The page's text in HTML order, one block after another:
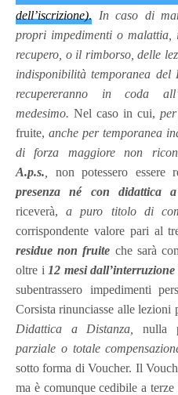
dell’iscrizione).
In caso di
propri impedimenti o
recupero, o il rimborso, delle
indisponibilità temporanea
recupereranno in coda
medesimo. Nel caso in cui,
fruite, anche per temporanea
di forza maggiore non
A.p.s.
non potessero essere
presenza né con didattica
riceverà, a puro titolo di
corrispondente valore pari al
residue non fruite che sarà
oltre i 12 mesi
subentrassero impedimenti
Corsista rinunciasse alle lezioni
Didattica a Distanza,nulla
parziale o totale
sotto forma di Voucher. Il
ma è comunque cedibile a